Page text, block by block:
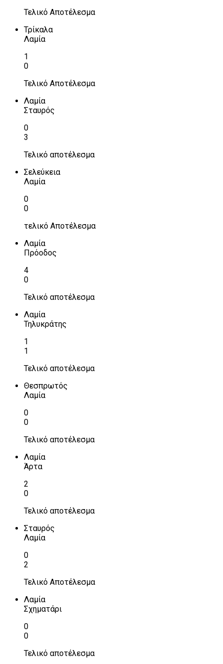
Τελικό Αποτέλεσμα
Τρίκαλα
Λαμία
1
0
Τελικό Αποτέλεσμα
Λαμία
Σταυρός
0
3
Τελικό αποτέλεσμα
Σελεύκεια
Λαμία
0
0
τελικό Αποτέλεσμα
Λαμία
Πρόοδος
4
0
Τελικό αποτέλεσμα
Λαμία
Τηλυκράτης
1
1
Τελικό αποτέλεσμα
Θεσπρωτός
Λαμία
0
0
Τελικό αποτέλεσμα
Λαμία
Άρτα
2
0
Τελικό αποτέλεσμα
Σταυρός
Λαμία
0
2
Τελικό Αποτέλεσμα
Λαμία
Σχηματάρι
0
0
Τελικό αποτέλεσμα